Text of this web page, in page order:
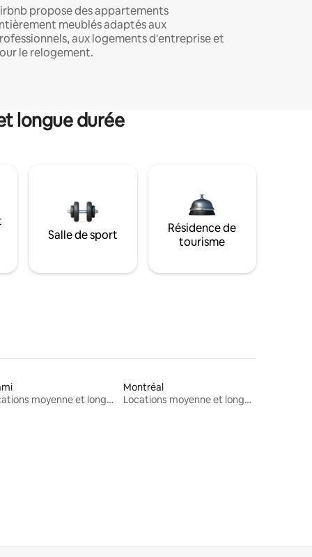
propose des appartements
meublés adaptés aux
aux logements d'entreprise et
le relogement.
longue durée
Salle de sport
Résidence de
tourisme
Locations moyenne et longue durée
Montréal
Locations moyenne et longue durée